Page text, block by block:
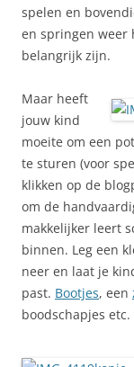
spelen en
en springen weer
belangrijk zijn.
Maar heeft
jouw kind
moeite om een
te sturen (voor
klikken op de
om de
makkelijker leert
binnen. Leg een
neer en laat je
past. Bootjes, een
boodschapjes etc.